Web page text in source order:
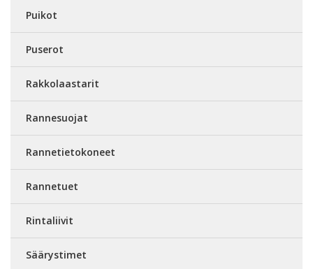
Puikot
Puserot
Rakkolaastarit
Rannesuojat
Rannetietokoneet
Rannetuet
Rintaliivit
Säärystimet